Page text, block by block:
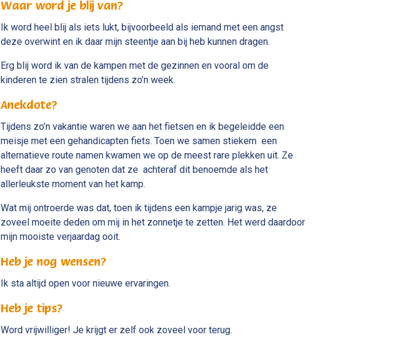
Waar word je blij van?
Ik word heel blij als iets lukt, bijvoorbeeld als iemand met een angst
deze overwint en ik daar mijn steentje aan bij heb kunnen dragen.
Erg blij word ik van de kampen met de gezinnen en vooral om de
kinderen te zien stralen tijdens zo’n week.
Anekdote?
Tijdens zo’n vakantie waren we aan het fietsen en ik begeleidde een
meisje met een gehandicapten fiets. Toen we samen stiekem een
alternatieve route namen kwamen we op de meest rare plekken uit. Ze
heeft daar zo van genoten dat ze achteraf dit benoemde als het
allerleukste moment van het kamp.
Wat mij ontroerde was dat, toen ik tijdens een kampje jarig was, ze
zoveel moeite deden om mij in het zonnetje te zetten. Het werd daardoor
mijn mooiste verjaardag ooit.
Heb je nog wensen?
Ik sta altijd open voor nieuwe ervaringen.
Heb je tips?
Word vrijwilliger! Je krijgt er zelf ook zoveel voor terug.